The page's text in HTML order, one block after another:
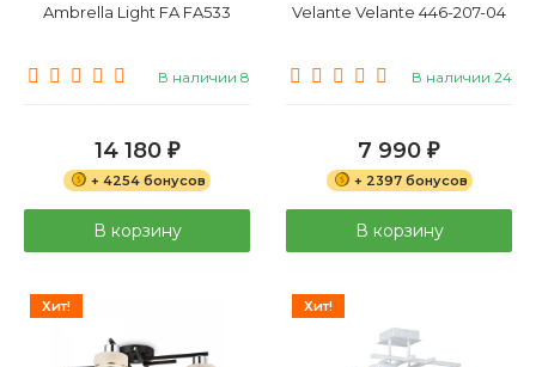
Ambrella Light FA FA533
В наличии 8
14 180 ₽
+ 4254 бонусов
В корзину
Velante Velante 446-207-04
В наличии 24
7 990 ₽
+ 2397 бонусов
В корзину
Хит! Хит!